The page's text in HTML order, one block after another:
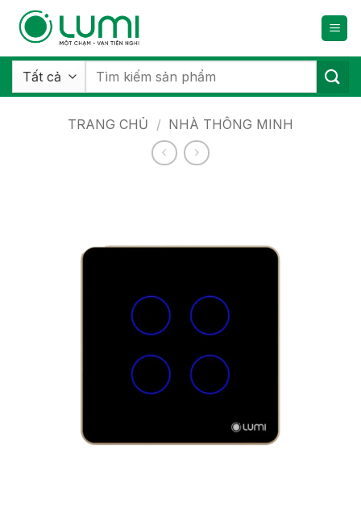
qua
dung
Tìm
TRANG CHỦ / NHÀ THÔNG MINH